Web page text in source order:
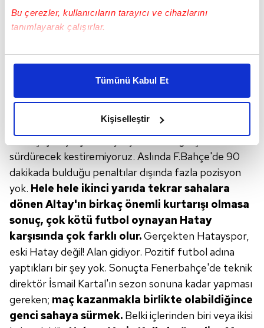
Bu çerezler, kullanıcıların tarayıcı ve cihazlarını
tanımlayarak çalışırlar.
Bu çerezlere izin vermeniz halinde sizlere özel
daha iyi reklam deneyimi yaşatabiliriz. Bunu yaparken
amacımızın size daha iyi bir reklam deneyimi sunmak
elimizden gelen çabayı gösterdiğimizi ve bu noktada,
kalemimiz olduğunu sizlere hatırlatmak isteriz.
Her halükârda, kullanıcılar, bu çerezlere izin vermedikleri
takdirde, kullanıcılara hedefli reklamlar
gösterilmeyecektir."
Sizlere daha iyi bir hizmet sunabilmek için İnternet
Sitemizde kendimize ve üçüncü kişilere ait çerezler
kullanılmaktadır. Bu çerezler vasıtasıyla çeşitli kişisel
verileriniz işlenmekte olup gerekli olan çerezler bilgi
toplumu hizmetlerinin sunulması amacıyla
kullanılmaktadır. Diğer çerezler, sitemizin daha işlevsel
kılınması ve kişiselleştirilmesi ve sizlere yönelik
Tümünü Kabul Et
Kişiselleştir
İKİ PENALTIDA DA DOĞRU KARAR VERDİ
oynamadılar, 3 puanı aldılar ama artık Fenerbahçe'de
gündem; Ali Koç falan değil!Başta Arda Güler
olmak üzere birkaç genç futbolcu…
gençleri ile övünüyor.Arda'ya baktığımızda
kumaşı çok iyi. Çok da iyi oynadı ama gelişimini nasıl
sürdürecek kestiremiyoruz. Aslında F.Bahçe'de 90
dakikada bulduğu penaltılar dışında fazla pozisyon
yok. Hele hele ikinci yarıda tekrarsahalara
dönen Altay'ın birkaç önemli kurtarışı olmasa
sonuç, çok kötü futbol oynayan Hatay
karşısında çok farklı olur.Gerçekten Hatayspor,
eski Hatay değil! Alan gidiyor. Pozitif futbol adına
yaptıkları bir şey yok. Sonuçta Fenerbahçe'de teknik
direktör İsmail Kartal'ın sezon sonuna kadar yapması
gereken; maç kazanmakla birlikte olabildiğince
genci sahaya sürmek. Belki içlerinden biri veya ikisi